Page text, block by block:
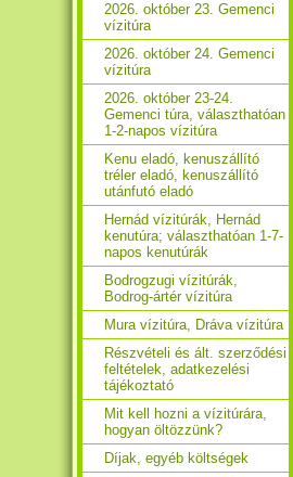
2026. október 23. Gemenci
vízitúra
2026. október 24. Gemenci
vízitúra
2026. október 23-24.
Gemenci túra, választhatóan
1-2-napos vízitúra
Kenu eladó, kenuszállító
tréler eladó, kenuszállító
utánfutó eladó
Hernád vízitúrák, Hernád
kenutúra; választhatóan 1-7-
napos kenutúrák
Bodrogzugi vízitúrák,
Bodrog-ártér vízitúra
Mura vízitúra, Dráva vízitúra
Részvételi és ált. szerződési
feltételek, adatkezelési
tájékoztató
Mit kell hozni a vízitúrára,
hogyan öltözzünk?
Díjak, egyéb költségek